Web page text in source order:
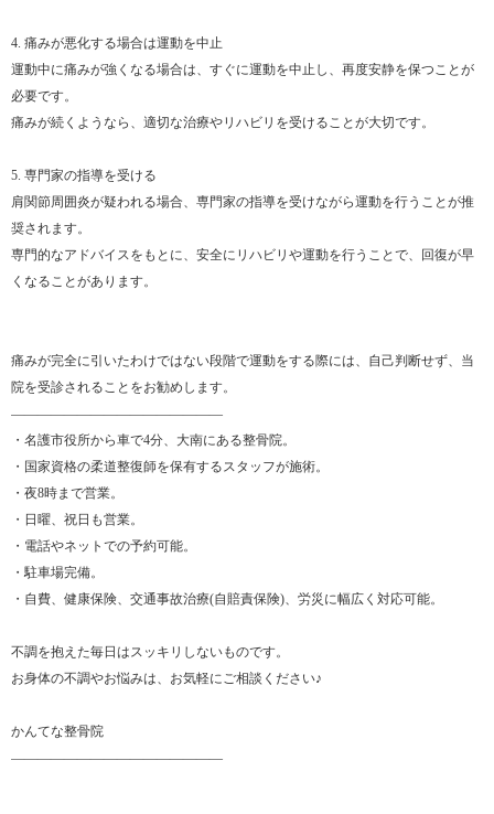
4. 痛みが悪化する場合は運動を中止
運動中に痛みが強くなる場合は、すぐに運動を中止し、再度安静を保つことが
必要です。
痛みが続くようなら、適切な治療やリハビリを受けることが大切です。
5. 専門家の指導を受ける
肩関節周囲炎が疑われる場合、専門家の指導を受けながら運動を行うことが推
奨されます。
専門的なアドバイスをもとに、安全にリハビリや運動を行うことで、回復が早
くなることがあります。
痛みが完全に引いたわけではない段階で運動をする際には、自己判断せず、当
院を受診されることをお勧めします。
――――――――――――――――
・名護市役所から車で4分、大南にある整骨院。
・国家資格の柔道整復師を保有するスタッフが施術。
・夜8時まで営業。
・日曜、祝日も営業。
・電話やネットでの予約可能。
・駐車場完備。
・自費、健康保険、交通事故治療(自賠責保険)、労災に幅広く対応可能。
不調を抱えた毎日はスッキリしないものです。
お身体の不調やお悩みは、お気軽にご相談ください♪
かんてな整骨院
――――――――――――――――